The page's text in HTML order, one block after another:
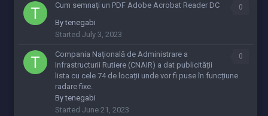
0
Cum semnați un PDF Adobe Acrobat Reader DC
Bytenegabi
Started July 3, 2023
0
Compania Națională de Administrare a
Infrastructurii Rutiere (CNAIR) a dat publicității
lista cu cele 74 de locații unde vor fi puse în funcțiune
radare fixe.
Bytenegabi
Started June 21, 2023